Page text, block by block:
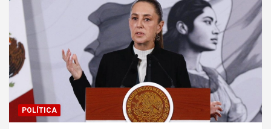
POLÍTICA